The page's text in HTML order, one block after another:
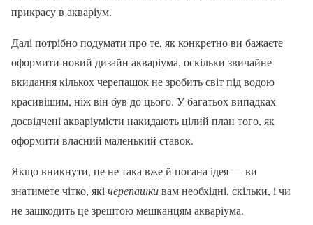
прикрасу в акваріум.
Далі потрібно подумати про те, як конкретно ви бажаєте
оформити новий дизайн акваріума, оскільки звичайне
вкидання кількох черепашок не зробить світ під водою
красивішим, ніж він був до цього. У багатьох випадках
досвідчені акваріумісти накидають цілий план того, як
оформити власний маленький ставок.
Якщо вникнути, це не така вже й погана ідея — ви
знатимете чітко, які черепашкивам необхідні, скільки, і чи
не зашкодить це зрештою мешканцям акваріума.